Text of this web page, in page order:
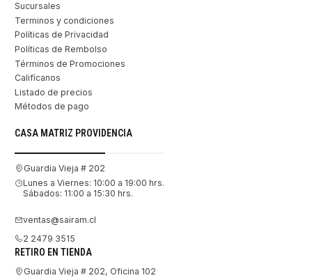
Sucursales
Terminos y condiciones
Políticas de Privacidad
Políticas de Rembolso
Términos de Promociones
Califícanos
Listado de precios
Métodos de pago
CASA MATRIZ PROVIDENCIA
Guardia Vieja # 202
Lunes a Viernes: 10:00 a 19:00 hrs.
Sábados: 11:00 a 15:30 hrs.
ventas@sairam.cl
2 2479 3515
RETIRO EN TIENDA
Guardia Vieja # 202, Oficina 102